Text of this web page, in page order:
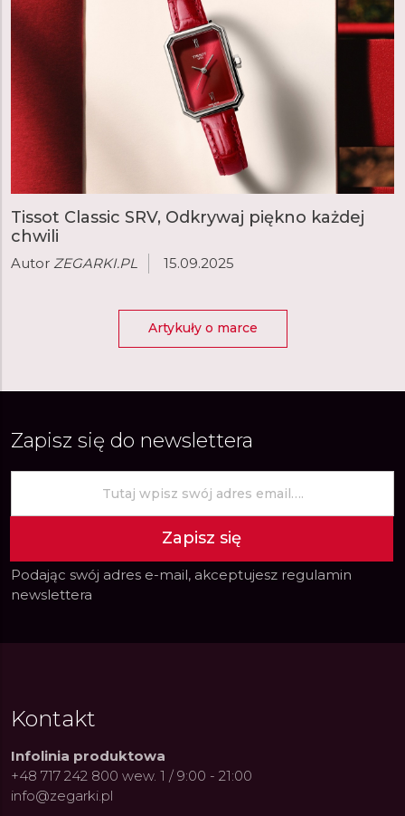
Tissot Classic SRV, Odkrywaj piękno każdej
chwili
Autor ZEGARKI.PL 15.09.2025
Artykuły o marce
Zapisz się do newslettera
Zapisz się
Podając swój adres e-mail, akceptujesz regulamin
newslettera
Kontakt
Infolinia produktowa
+48 717 242 800 wew. 1 / 9:00 - 21:00
info@zegarki.pl